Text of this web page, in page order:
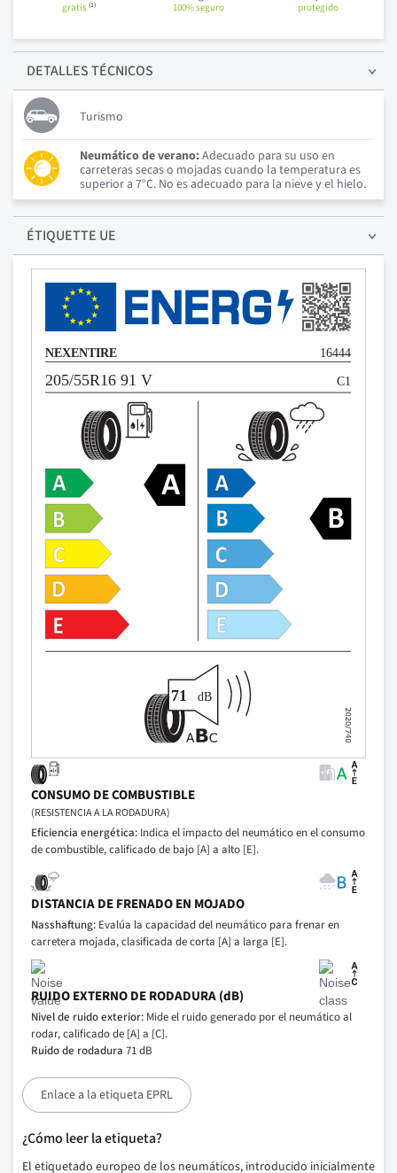
gratis(1)
100% seguro
protegido
DETALLESTÉCNICOS
Turismo
Neumático de verano:Adecuado para su uso en
carreteras secas o mojadas cuando la temperatura es
superior a 7°C. No es adecuado para la nieve y el hielo.
ÉTIQUETTE UE
CONSUMO DE COMBUSTIBLE
(RESISTENCIA A LA RODADURA)
Eficiencia energética: Indica el impacto del neumático en el consumo
de combustible, calificado de bajo [A] a alto [E].
DISTANCIA DE FRENADO EN MOJADO
Nasshaftung: Evalúa la capacidad del neumático para frenar en
carretera mojada, clasificada de corta [A] a larga [E].
RUIDO EXTERNO DE RODADURA (dB)
Nivel de ruido exterior: Mide el ruido generado por el neumático al
rodar, calificado de [A] a [C].
Ruido de rodadura 71 dB
Enlace a la etiqueta EPRL
¿Cómo leer la etiqueta?
El etiquetado europeo de los neumáticos, introducido inicialmente